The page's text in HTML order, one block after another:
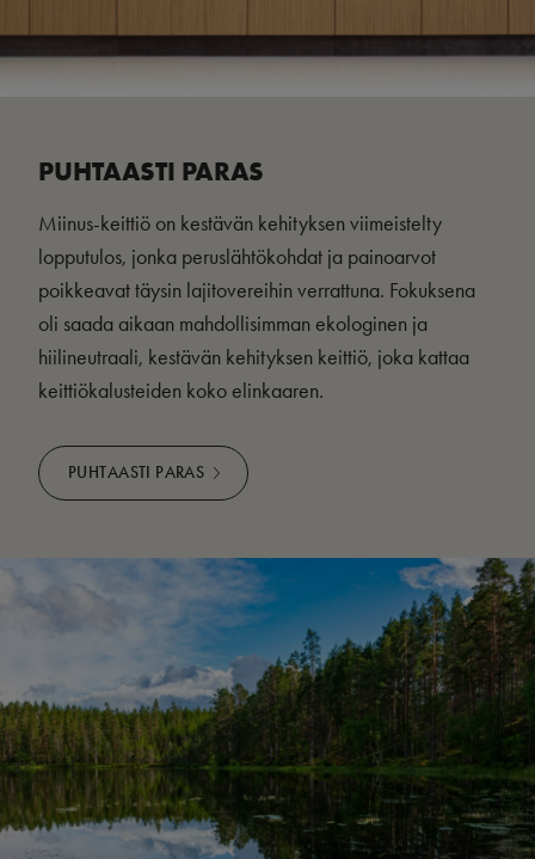
PUHTAASTI PARAS
Miinus-keittiö on kestävän kehityksen viimeistelty
lopputulos, jonka peruslähtökohdat ja painoarvot
poikkeavat täysin lajitovereihin verrattuna. Fokuksena
oli saada aikaan mahdollisimman ekologinen ja
hiilineutraali, kestävän kehityksen keittiö, joka kattaa
keittiökalusteiden koko elinkaaren.
PUHTAASTI PARAS